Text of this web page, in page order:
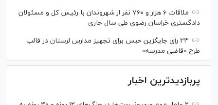
ملاقات ۶ هزار و ۷۶۰ نفر از شهروندان با رئیس کل و مسئولان
دادگستری خراسان رضوی طی سال جاری
۲۳ رأی جایگزین حبس برای تجهیز مدارس لرستان در قالب
طرح «قاضی مدرسه»
پربازدیدترین اخبار